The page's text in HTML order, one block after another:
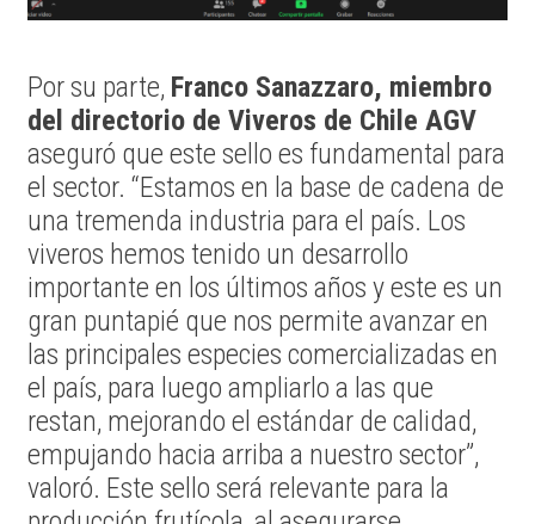
Por su parte, Franco Sanazzaro, miembro
del directorio de Viveros de Chile AGV
aseguró que este sello es fundamental para
el sector. “Estamos en la base de cadena de
una tremenda industria para el país. Los
viveros hemos tenido un desarrollo
importante en los últimos años y este es un
gran puntapié que nos permite avanzar en
las principales especies comercializadas en
el país, para luego ampliarlo a las que
restan, mejorando el estándar de calidad,
empujando hacia arriba a nuestro sector”,
valoró. Este sello será relevante para la